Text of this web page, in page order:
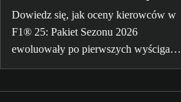
Czerwcowa
Dowiedz się, jak oceny kierowców w
F1® 25: Pakiet Sezonu 2026
ewoluowały po pierwszych wyścigach
sezonu 2026 aż do Grand Prix